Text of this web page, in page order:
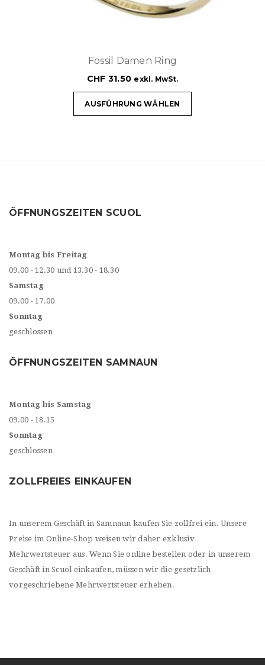
Fossil Damen Ring
CHF 31.50 exkl. MwSt.
AUSFÜHRUNG WÄHLEN
ÖFFNUNGSZEITEN SCUOL
Montag bis Freitag
09.00 - 12.30 und 13.30 - 18.30
Samstag
09.00 - 17.00
Sonntag
geschlossen
ÖFFNUNGSZEITEN SAMNAUN
Montag bis Samstag
09.00 - 18.15
Sonntag
geschlossen
ZOLLFREIES EINKAUFEN
In unserem Geschäft in Samnaun kaufen Sie zollfrei ein. Unsere
Preise im Online-Shop weisen wir daher exklusiv
Mehrwertsteuer aus. Wenn Sie online bestellen oder in unserem
Geschäft in Scuol einkaufen, müssen wir die gesetzlich
vorgeschriebene Mehrwertsteuer erheben.